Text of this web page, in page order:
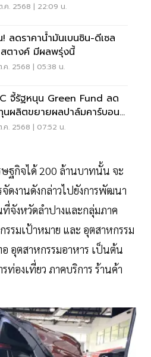
ค. 2568 | 22:09 น.
ลดราคาน้ำมันเบนซิน-ดีเซล
ตางค์ มีผลพรุ่งนี้
ค. 2568 | 05:38 น.
จี้รัฐหนุน Green Fund ลด
นผลิตขยายผลปาล์มคาร์บอน
ล้านไร่
ค. 2568 | 07:52 น.
ษฐกิจได้ 200 ล้านบาทนั้น จะ
จัดงานดังกล่าวไปยังการพัฒนา
จังหวัดลำปางและกลุ่มภาค
รมเป้าหมาย และ อุตสาหกรรม
อุตสาหกรรมอาหาร เป็นต้น
ท่องเที่ยว ภาคบริการ ร้านค้า